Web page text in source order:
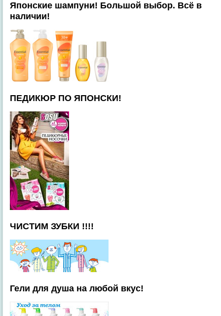
Японские шампуни! Большой выбор. Всё в
наличии!
ПЕДИКЮР ПО ЯПОНСКИ!
ЧИСТИМ ЗУБКИ !!!!
Гели для душа на любой вкус!